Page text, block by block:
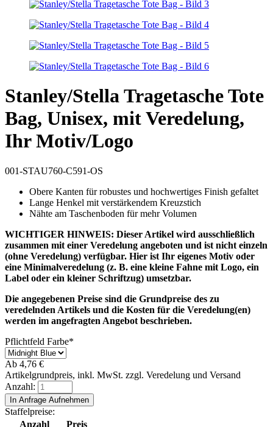
Stanley/Stella Tragetasche Tote
Bag, Unisex, mit Veredelung,
Ihr Motiv/Logo
001-STAU760-C591-OS
Obere Kanten für robustes und hochwertiges Finish gefaltet
Lange Henkel mit verstärkendem Kreuzstich
Nähte am Taschenboden für mehr Volumen
WICHTIGER HINWEIS: Dieser Artikel wird ausschließlich
zusammen mit einer Veredelung angeboten und ist nicht einzeln
(ohne Veredelung) verfügbar. Hier ist Ihr eigenes Motiv oder
eine Minimalveredelung (z. B. eine kleine Fahne mit Logo, ein
Label oder ein kleiner Schriftzug) umsetzbar.
Die angegebenen Preise sind die Grundpreise des zu
veredelnden Artikels und die Kosten für die Veredelung(en)
werden im angefragten Angebot beschrieben.
Pflichtfeld Farbe*
Ab 4,76 €
Artikelgrundpreis, inkl. MwSt. zzgl. Veredelung und Versand
Anzahl:
Staffelpreise:
Anzahl
Preis